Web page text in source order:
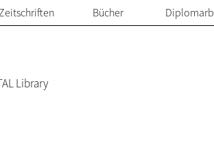
Bücher
Library